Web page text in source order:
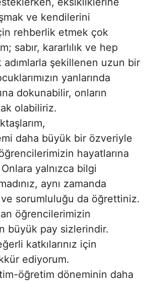
ve kendilerini
rehberlik etmek çok
sabır, kararlılık ve hep
adımlarla şekillenen uzun bir
yanlarında
dokunabilir, onların
olabiliriz.
daha büyük bir özveriyle
hayatlarına
yalnızca bilgi
aynı zamanda
sorumluluğu da öğrettiniz.
öğrencilerimizin
büyük pay sizlerindir.
katkılarınız için
ediyorum.
öğretim döneminin daha